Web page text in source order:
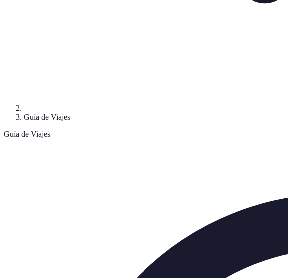
Guía de Viajes
Guía de Viajes